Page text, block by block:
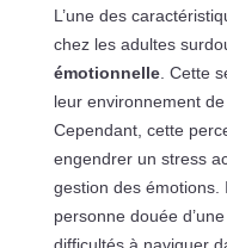
L’une des
chez les adultes
émotionnelle. Cette
leur environnement
Cependant, cette
engendrer un stress
gestion des émotions.
personne douée